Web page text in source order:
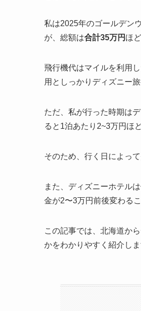
私は2025年のゴールデン
が、総額は合計35万円 ほ
飛行機代はマイルを利用
用としっかりディズニー
ただ、私が行った時期は
ると1泊あたり2~3万円ほ
そのため、行く日によっ
また、ディズニーホテル
金が2〜3万円前後変わる
この記事では、北海道か
かをわかりやすく紹介しま